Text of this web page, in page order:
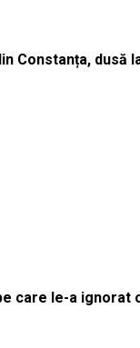
Constanța, dusă
care le-a ignorat